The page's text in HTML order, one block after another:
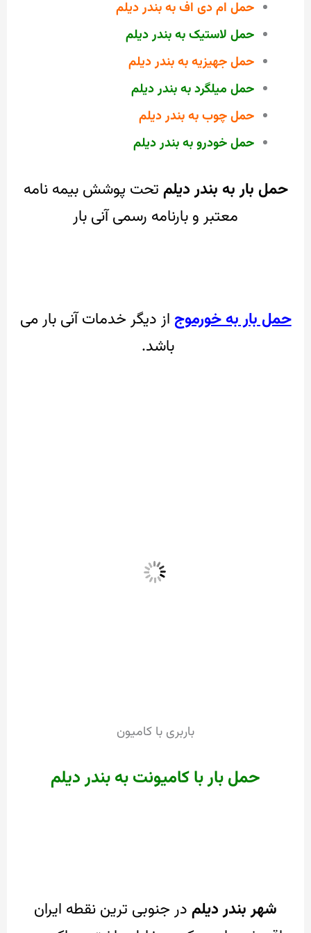
حمل ام دی اف به بندر دیلم
حمل لاستیک به بندر دیلم
حمل جهیزیه به بندر دیلم
حمل میلگرد به بندر دیلم
حمل چوب به بندر دیلم
حمل خودرو به بندر دیلم
حمل بار به بندر دیلم تحت پوشش بیمه نامه
معتبر و بارنامه رسمی آنی بار
حمل بار به خورموج از دیگر خدمات آنی بار می
باشد.
باربری با کامیون
حمل بار با کامیونت به بندر دیلم
شهر بندر دیلم در جنوبی ترین نقطه ایران